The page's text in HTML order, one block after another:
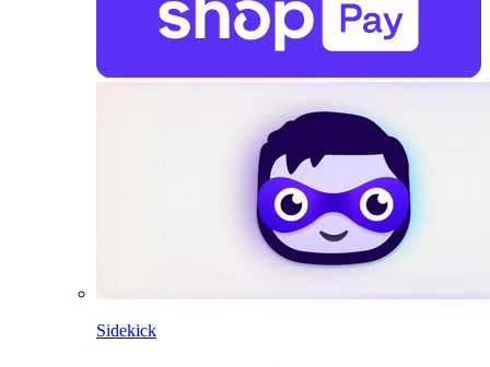
Sidekick